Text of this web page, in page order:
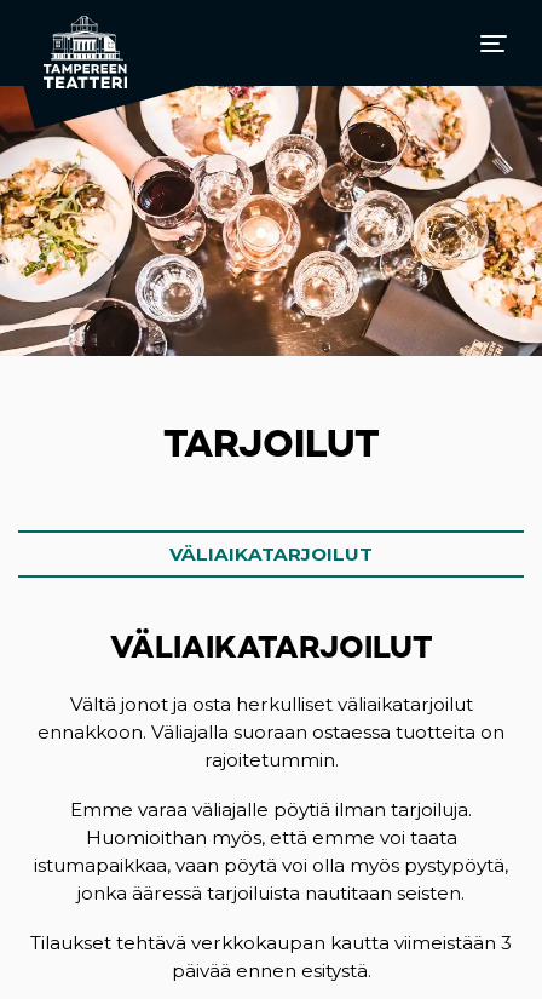
TARJOILUT
VÄLIAIKATARJOILUT
VÄLIAIKATARJOILUT
Vältä jonot ja osta herkulliset väliaikatarjoilut
ennakkoon. Väliajalla suoraan ostaessa tuotteita on
rajoitetummin.
Emme varaa väliajalle pöytiä ilman tarjoiluja.
Huomioithan myös, että emme voi taata
istumapaikkaa, vaan pöytä voi olla myös pystypöytä,
jonka ääressä tarjoiluista nautitaan seisten.
Tilaukset tehtävä verkkokaupan kautta viimeistään 3
päivää ennen esitystä.